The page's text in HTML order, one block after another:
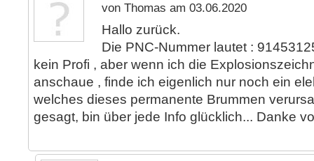
von Thomas am 03.06.2020
Hallo zurück.
Die PNC-Nummer lautet :
kein Profi , aber wenn ich die
anschaue , finde ich eigenlich nur noch ein
welches dieses permanente Brummen
gesagt, bin über jede Info glücklich... Danke